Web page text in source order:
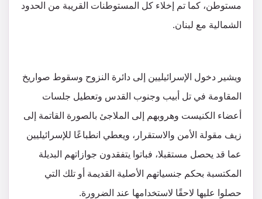
مستوطن، كما تم إخلاء كل المستوطنات القريبة من الحدود
الشمالية مع لبنان.
ويشير دخول الإسرائيليين إلى دائرة النزوح وسقوط صواريخ
المقاومة في تل أبيب وجنوب القدس وتعطيل جلسات
أعضاء الكنيست وهروبهم إلى الملاجئ بالصورة القاتمة إلى
زيف مقولة الأمن والاستقرار، ويعطي انطباعًا للإسرائيليين
عما قد يحصل مستقبلا، فباتوا يتفقدون جوازاتهم البديلة
المكتسبة بحكم جنسياتهم الأصلية القديمة أو تلك التي
حصلوا عليها لاحقًا لاستخدامها عند الضرورة.